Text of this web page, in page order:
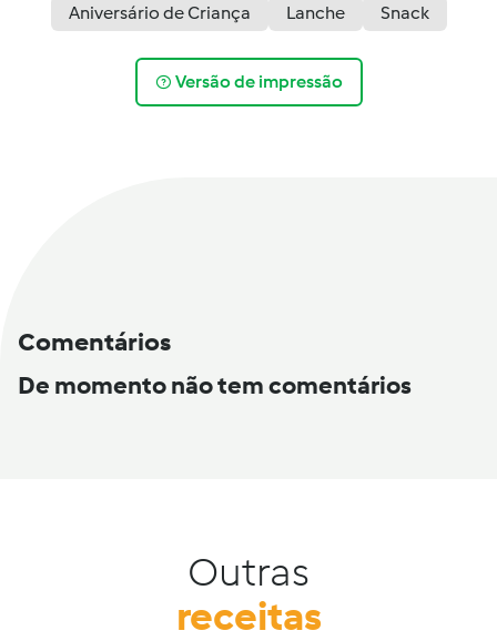
Aniversário de Criança
Lanche Snack
Versão de impressão
Comentários
De momento não tem comentários
Outras
receitas